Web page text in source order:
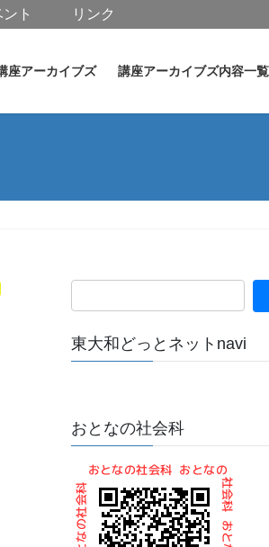
座アーカイブズ 講座アーカイブズ内容一覧
東大和どっとネットnavi
おとなの社会科
ト リンク